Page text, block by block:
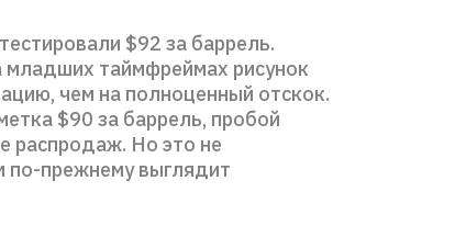
$92 за баррель.
младших таймфреймах рисунок
чем на полноценный отскок.
$90 за баррель, пробой
распродаж. Но это не
по-прежнему выглядит